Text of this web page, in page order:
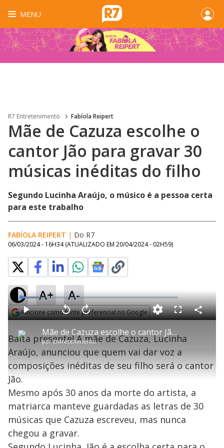
MENU
R7 Entretenimento Fabíola Reipert
Mãe de Cazuza escolhe o
cantor Jão para gravar 30
músicas inéditas do filho
Segundo Lucinha Araújo, o músico é a pessoa certa
para este trabalho
FABÍOLA REIPERT | Do R7
06/03/2024 - 16H34 (ATUALIZADO EM 20/04/2024 - 02H59)
A+ A-
Adicione como fonte preferencial no Google
P
l
a
y
Mãe de Cazuza escolhe o cantor Jão para gravar 30 músicas inéditas do filho
porEntretenimento
P V
t
a
r
1
0
e
g
o
s
A
n
ç
a
1
s
e
o
s
M
u
L
o
a
d
e
9
5
F
s
c
e
n
C
o
h
a
Baita presente! A mãe de Cazuza, Lucinha
Araújo, anunciou que quem vai dar voz a
composições inéditas de seu filho será o cantor
Jão.
Mesmo após 30 anos da morte do artista, a
matriarca manteve guardadas as letras de 30
músicas que Cazuza escreveu, mas nunca
chegou a gravar.